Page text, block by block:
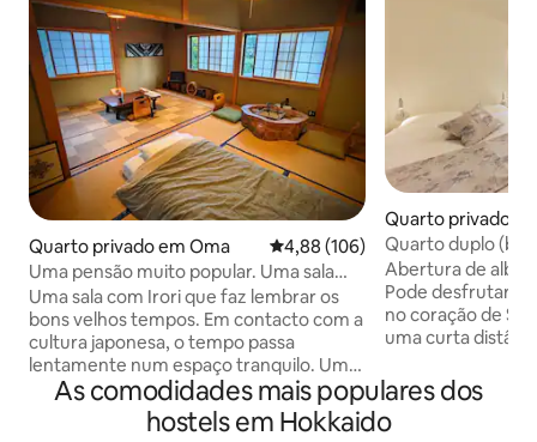
Quarto privado em Oma Classificação média de 4,88 em
4,88 (106)
Uma pensão muito popular. Uma sala
com uma lareira que lembra os bons e
velhos tempos, onde se pode comer o
melhor atum de Oma.
Uma sala com Irori que faz lembrar os
bons velhos tempos. Em contacto com a
cultura japonesa, o tempo passa
lentamente num espaço tranquilo. Uma
sala com Irori onde pode passar esse
tempo. Por favor, passe o tempo como
Quarto privado
Quarto duplo
Abertura de
Pode desfrutar
no coração de
uma curta
design do espaço
usado para
passeios
As comodidades mais populares dos
hostels em Hokkaido